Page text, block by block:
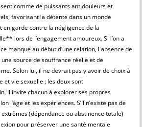
comme de puissants antidouleurs et
favorisant la détente dans un monde
en garde contre la négligence de la
lors de l’engagement amoureux. Si l’on a
manque au début d’une relation, l'absence de
source de souffrance réelle et de
Selon lui, il ne devrait pas y avoir de choix à
et vie sexuelle ; les deux sont
il invite chacun à explorer ses propres
l’âge et les expériences. S’il n’existe pas de
(dépendance ou abstinence totale)
pour préserver une santé mentale